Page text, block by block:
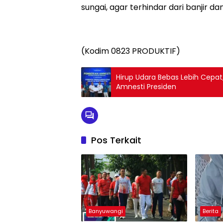
sungai, agar terhindar dari banjir
(Kodim 0823 PRODUKTIF)
Hirup Udara Bebas Lebih
Amnesti Presiden
Pos Terkait
Banyuwangi Berita